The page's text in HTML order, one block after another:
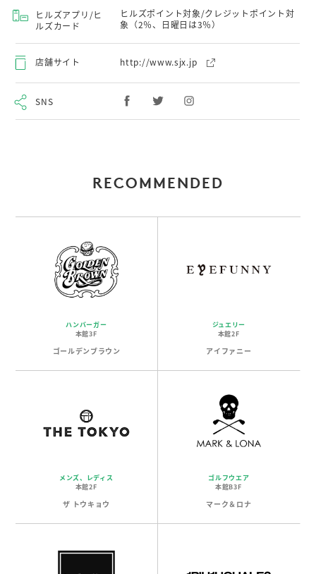
ヒルズアプリ/ヒ
ルズカード
ヒルズポイント対象/クレジットポイント対
象（2％、日曜日は3％）
店舗サイト http://www.sjx.jp
SNS
RECOMMENDED
ハンバーガー
本館3F
ゴールデンブラウン
ジュエリー
本館2F
アイファニー
メンズ、レディス
本館2F
ザ トウキョウ
ゴルフウエア
本館B3F
マーク＆ロナ